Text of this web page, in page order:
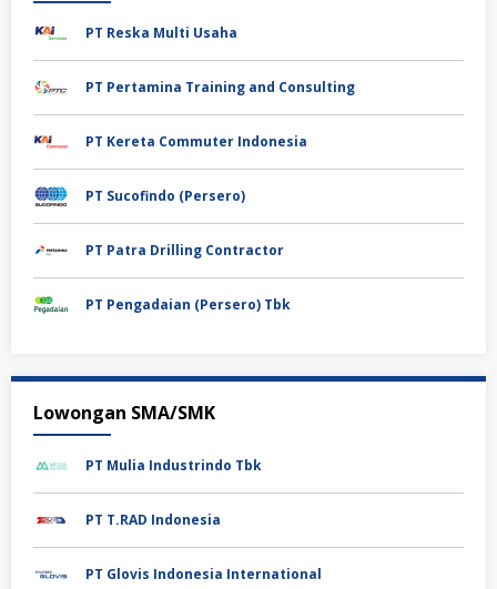
PT Reska Multi Usaha
PT Pertamina Training and Consulting
PT Kereta Commuter Indonesia
PT Sucofindo (Persero)
PT Patra Drilling Contractor
PT Pengadaian (Persero) Tbk
Lowongan SMA/SMK
PT Mulia Industrindo Tbk
PT T.RAD Indonesia
PT Glovis Indonesia International